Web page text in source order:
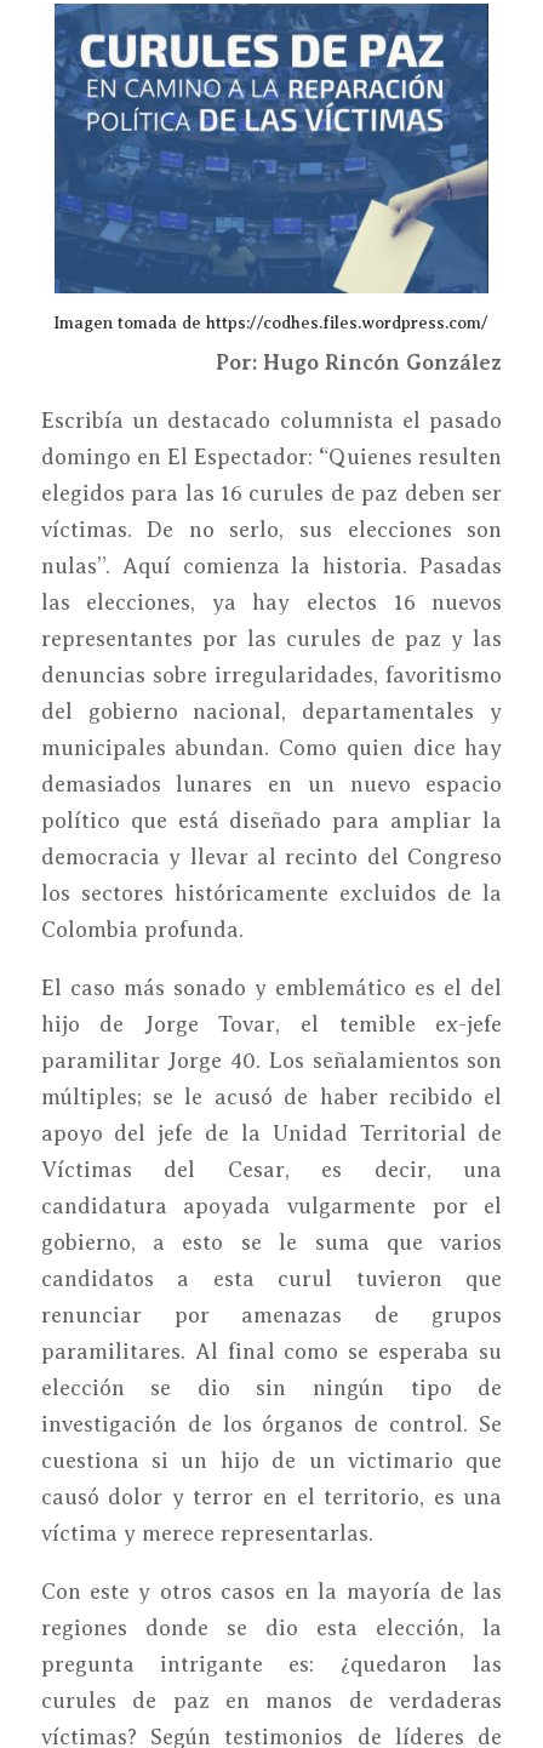
Imagen tomada de https://codhes.files.wordpress.com/
Por: Hugo Rincón González
Escribía un destacado columnista el pasado
domingo en El Espectador: “Quienes resulten
elegidos para las 16 curules de paz deben ser
víctimas. De no serlo, sus elecciones son
nulas”. Aquí comienza la historia. Pasadas
las elecciones, ya hay electos 16 nuevos
representantes por las curules de paz y las
denuncias sobre irregularidades, favoritismo
del gobierno nacional, departamentales y
municipales abundan. Como quien dice hay
demasiados lunares en un nuevo espacio
político que está diseñado para ampliar la
democracia y llevar al recinto del Congreso
los sectores históricamente excluidos de la
Colombia profunda.
El caso más sonado y emblemático es el del
hijo de Jorge Tovar, el temible ex-jefe
paramilitar Jorge 40. Los señalamientos son
múltiples; se le acusó de haber recibido el
apoyo del jefe de la Unidad Territorial de
Víctimas del Cesar, es decir, una
candidatura apoyada vulgarmente por el
gobierno, a esto se le suma que varios
candidatos a esta curul tuvieron que
renunciar por amenazas de grupos
paramilitares. Al final como se esperaba su
elección se dio sin ningún tipo de
investigación de los órganos de control. Se
cuestiona si un hijo de un victimario que
causó dolor y terror en el territorio, es una
víctima y merece representarlas.
Con este y otros casos en la mayoría de las
regiones donde se dio esta elección, la
pregunta intrigante es: ¿quedaron las
curules de paz en manos de verdaderas
víctimas? Según testimonios de líderes de